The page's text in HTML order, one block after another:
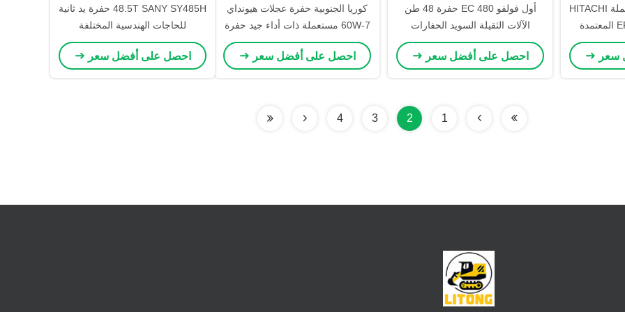
99٪ حفرة جديدة مستعملة HITACHI
سعر
أول فولفو EC 480 حفرة 48 طن
الآلات الثقيلة السويد الحفارات
الكبيرة المستخدمة
احصل على أفضل سعر
كوريا الجنوبية حفرة عجلات هيونداي
60W-7 مستعملة ذات أداء جيد حفرة
عجلات هيونداي مستعملة
احصل على أفضل سعر
48.5T SANY SY485H حفرة يد ثانية
للحاجات الهندسية المختلفة
احصل على أفضل سعر
1
2
3
4